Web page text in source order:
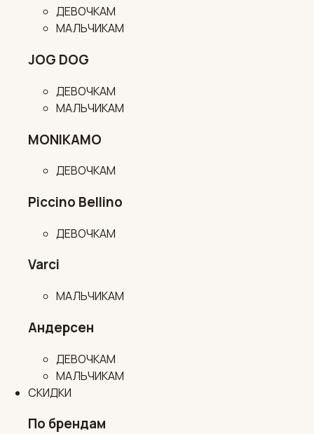
ДЕВОЧКАМ
МАЛЬЧИКАМ
JOG DOG
ДЕВОЧКАМ
МАЛЬЧИКАМ
MONIKAMO
ДЕВОЧКАМ
Piccino Bellino
ДЕВОЧКАМ
Varci
МАЛЬЧИКАМ
Андерсен
ДЕВОЧКАМ
МАЛЬЧИКАМ
СКИДКИ
По брендам